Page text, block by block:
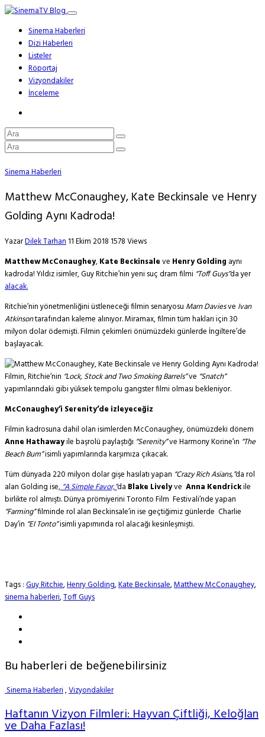
Sinema Haberleri
Dizi Haberleri
Listeler
Röportaj
Vizyondakiler
İnceleme
Sinema Haberleri
Matthew McConaughey, Kate Beckinsale ve Henry
Golding Aynı Kadroda!
YazarDilek Tarhan11 Ekim 2018 1578 Views
Matthew McConaughey,Kate Beckinsaleve Henry Golding aynı
kadroda! Yıldız isimler, Guy Ritchie’nin yeni suç dram filmi “Toff Guys”da yer
alacak.
Ritchie’nin yönetmenliğini üstleneceği filmin senaryosu Marn Daviesve Ivan
Atkinsontarafından kaleme alınıyor. Miramax, filmin tüm hakları için 30
milyon dolar ödemişti. Filmin çekimleri önümüzdeki günlerde İngiltere’de
başlayacak.
Filmin, Ritchie’nin “Lock, Stock and Two Smoking Barrels”ve “Snatch”
yapımlarındaki gibi yüksek tempolu gangster filmi olması bekleniyor.
McConaughey’i Serenity’de izleyeceğiz
Filmin kadrosuna dahil olan isimlerden McConaughey, önümüzdeki dönem
Anne Hathawayile başrolü paylaştığı “Serenity”ve Harmony Korine’ın “The
Beach Bum”isimli yapımlarında karşımıza çıkacak.
Tüm dünyada 220 milyon dolar gişe hasılatı yapan “Crazy Rich Asians,”da rol
alan Golding ise,“A Simple Favor,”da Blake Livelyve Anna Kendrickile
birlikte rol almıştı. Dünya prömiyerini Toronto Film Festivali’nde yapan
“Farming”filminde rol alan Beckinsale’in ise geçtiğimiz günlerde Charlie
Day’in “El Tonto”isimli yapımında rol alacağı kesinleşmişti.
Tags :Guy Ritchie,Henry Golding,Kate Beckinsale,Matthew McConaughey,
sinema haberleri,Toff Guys
Bu haberleri de beğenebilirsiniz
Sinema Haberleri,Vizyondakiler
Haftanın Vizyon Filmleri: Hayvan Çiftliği, Keloğlan
ve Daha Fazlası!